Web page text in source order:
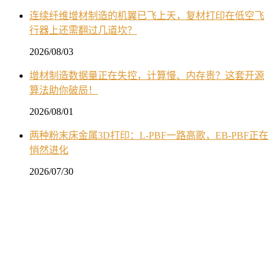
连续纤维增材制造的机翼已飞上天，复材打印在低空飞
行器上还需翻过几道坎？
2026/08/03
增材制造数据量正在失控，计算慢、内存贵？这套开源
算法助你破局！
2026/08/01
两种粉末床金属3D打印：L-PBF一路高歌，EB-PBF正在
悄然进化
2026/07/30